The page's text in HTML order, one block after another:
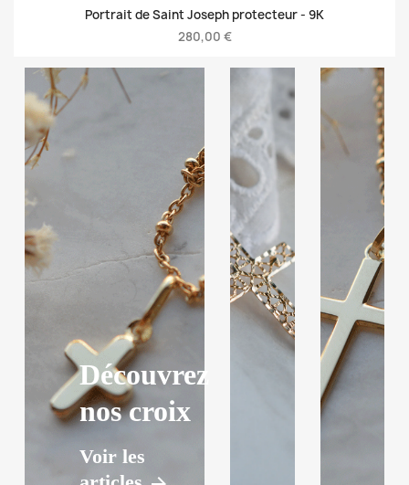
Portrait de Saint Joseph protecteur - 9K
280,00 €
Découvrez
nos croix
Voir les